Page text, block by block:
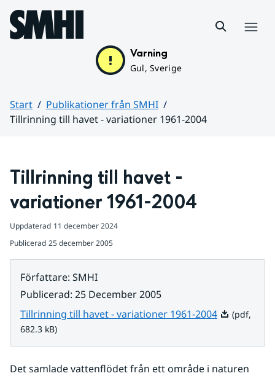
Hoppa till sidans innehåll
Varning
Gul, Sverige
Start
Publikationer från SMHI
Tillrinning till havet - variationer 1961-2004
Tillrinning till havet -
variationer 1961-2004
Uppdaterad 11 december 2024
Publicerad 25 december 2005
Författare: SMHI
Publicerad: 25 December 2005
Tillrinning till havet - variationer 1961-2004Pdf, 682.3
(pdf,
682.3 kB)
Det samlade vattenflödet från ett område i naturen